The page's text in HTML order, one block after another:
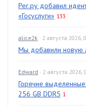
Рег.ру добавил
«Госуслуги» 133
alice2k · 2 августа 2026,
Мы добавили новую
Edward · 2 августа 2026,
Горячие
256 GB DDR5 1